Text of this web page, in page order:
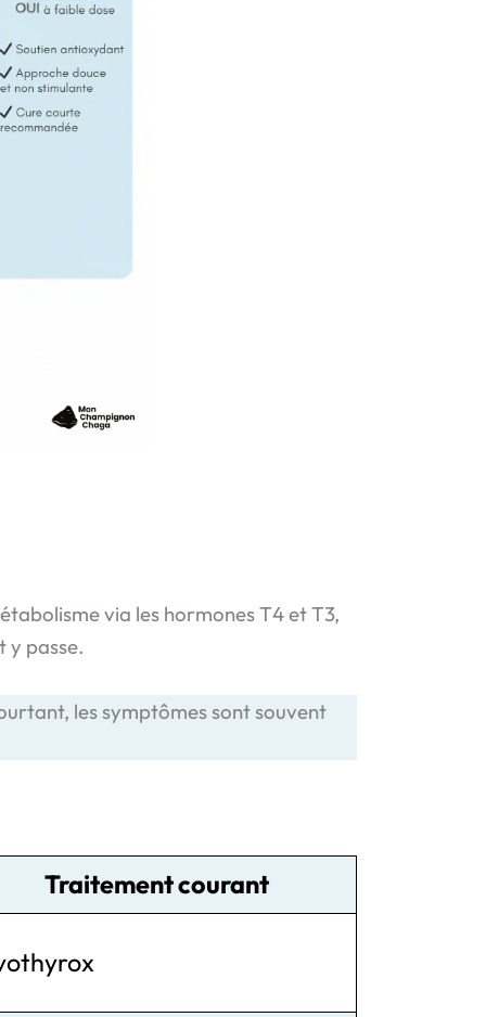
via les hormones T4 et T3,
y passe.
les symptômes sont souvent
Traitement courant